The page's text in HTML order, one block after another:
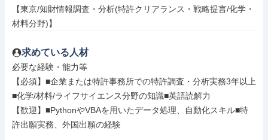
【東京/知財情報調査・分析(特許クリアランス・戦略提言/化学・
材料分野)】
求めている人材
必要な経験・能力等
【必須】■企業または特許事務所での特許調査・分析実務3年以上
■化学/材料/ライフサイエンス分野の知識■英語読解力
【歓迎】■PythonやVBAを用いたデータ処理、自動化スキル■特
許出願実務、外国出願の経験